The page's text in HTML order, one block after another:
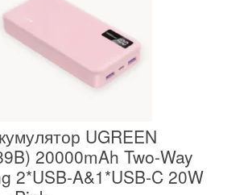
UGREEN
20000mAh Two-Way
2*USB-A&1*USB-C 20W